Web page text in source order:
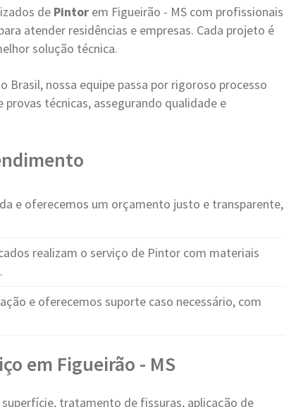
de Pintor em Figueirão - MS com profissionais
atender residências e empresas. Cada projeto é
solução técnica.
Brasil, nossa equipe passa por rigoroso processo
técnicas, assegurando qualidade e
e oferecemos um orçamento justo e transparente,
realizam o serviço de Pintor com materiais
e oferecemos suporte caso necessário, com
em Figueirão - MS
tratamento de fissuras, aplicação de